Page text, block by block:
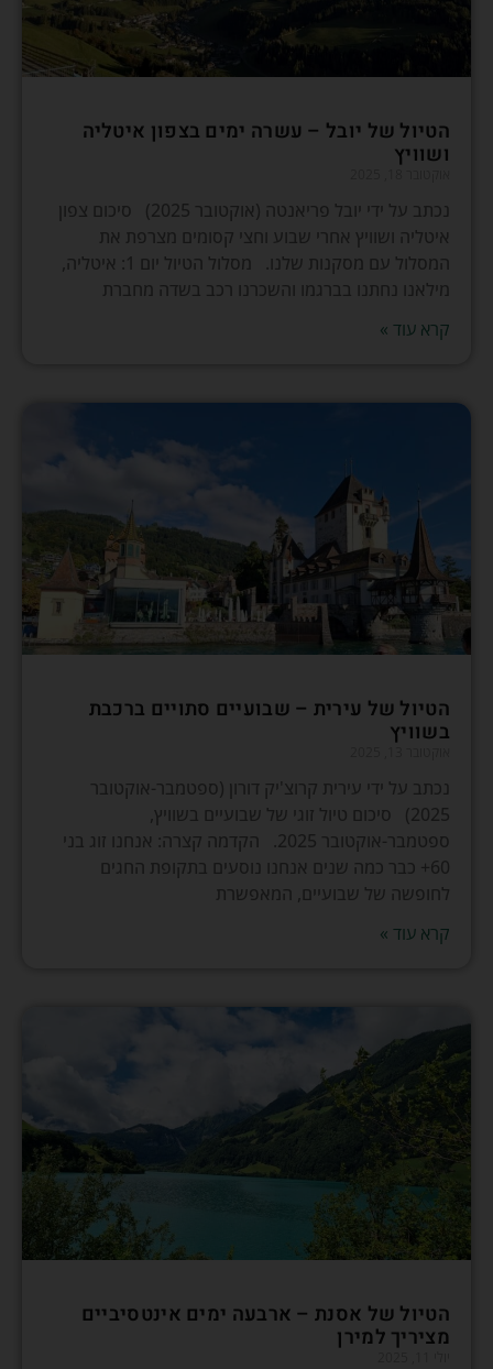
הטיול של יובל – עשרה ימים בצפון איטליה
ושוויץ
נכתב על ידי יובל פריאנטה (אוקטובר 2025) סיכום צפון
איטליה ושוויץ אחרי שבוע וחצי קסומים מצרפת את
המסלול עם מסקנות שלנו. מסלול הטיול יום 1: איטליה,
מילאנו נחתנו בברגמו והשכרנו רכב בשדה מחברת
קרא עוד »
הטיול של עירית – שבועיים סתויים ברכבת
בשוויץ
נכתב על ידי עירית קרוצ'יק דורון (ספטמבר-אוקטובר
2025) סיכום טיול זוגי של שבועיים בשוויץ,
ספטמבר-אוקטובר 2025. הקדמה קצרה: אנחנו זוג בני
60+ כבר כמה שנים אנחנו נוסעים בתקופת החגים
לחופשה של שבועיים, המאפשרת
קרא עוד »
הטיול של אסנת – ארבעה ימים אינטסיביים
מציריך למירן